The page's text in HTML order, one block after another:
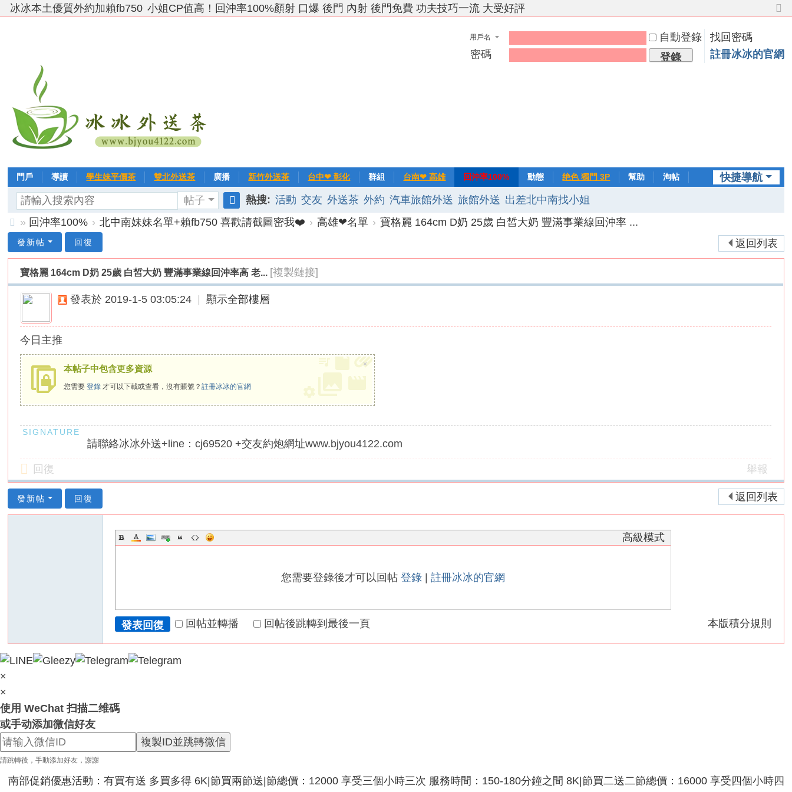
冰冰本土優質外約加賴fb750 小姐CP值高！回沖率100%顏射 口爆 後門 內射 後門免費 功夫技巧一流 大受好評
切
窄
版
用戶名 自動登錄
找回密碼
密碼
登錄 註冊冰冰的官網
快捷導航
門戶 導讀 學生妹平價茶 雙北外送茶 廣播 新竹外送茶 台中❤ 彰化 群組 台南❤ 高雄 回沖率100% 動態 绝色 獨門 3P 幫助
淘帖
帖子
搜
熱搜: 活動 交友 外送茶 外約 汽車旅館外送 旅館外送 出差北中南找小姐
台
灣
土
正
妹
~
手
必
看
！
» 回沖率100% › 北中南妹妹名單+賴fb750 喜歡請截圖密我❤️ › 高雄❤名單 › 寶格麗 164cm D奶 25歲 白皙大奶 豐滿事業線回沖率 ...
返回列表
發新帖 回復
寶格麗 164cm D奶 25歲 白皙大奶 豐滿事業線回沖率高 老... [複製鏈接]
發表於 2019-1-5 03:05:24 顯示全部樓層
今日主推
本帖子中包含更多資源
您需要登錄 才可以下載或查看，沒有賬號？註冊冰冰的官網
×
請聯絡冰冰外送+line：cj69520 +交友約炮網址www.bjyou4122.com
回復 舉報
返回列表
發新帖 回復
高級模式
您需要登錄後才可以回帖登錄 |註冊冰冰的官網
本版積分規則
發表回復 回帖並轉播 回帖後跳轉到最後一頁
×
×
使用 WeChat 扫描二维碼
或手动添加微信好友
複製ID並跳轉微信
請跳轉後，手動添加好友，謝謝
南部促銷優惠活動：有買有送 多買多得 6K|節買兩節送|節總價：12000 享受三個小時三次 服務時間：150-180分鐘之間 8K|節買二送二節總價：16000 享受四個小時四